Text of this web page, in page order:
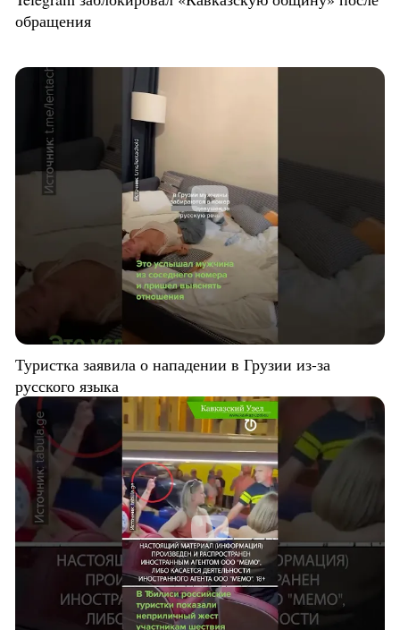
обращения
Туристка заявила о нападении в Грузии из-за
русского языка